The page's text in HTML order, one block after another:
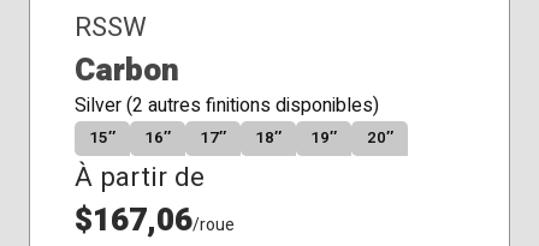
RSSW
Carbon
Silver (2 autres finitions disponibles)
15″ 16″ 17″ 18″ 19″ 20″
À partir de
$167,06/roue